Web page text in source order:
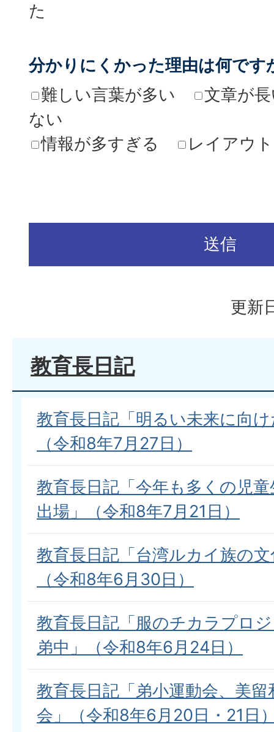
た
分かりにくかった理由は何です
難しい言葉が多い
文章が
ない
情報が多すぎる
レイアウ
更新
教育長日記
教育長日記「明るい未来に向
（令和8年7月27日）
教育長日記「今年も多くの児
出場」（令和8年7月21日）
教育長日記「台湾ルカイ族の
（令和8年6月30日）
教育長日記「服のチカラプロ
弟中」（令和8年6月24日）
教育長日記「弟小運動会、美
会」（令和8年6月20日・21日